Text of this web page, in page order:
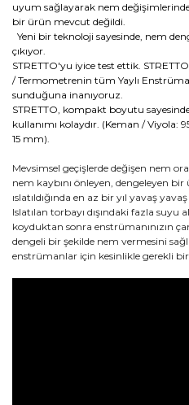
uyum sağlayarak nem
bir ürün mevcut değildi.
Yeni bir teknoloji sayesinde, nem
çıkıyor.
STRETTO'yu iyice test ettik.
/ Termometrenin tüm Yaylı
sunduğuna inanıyoruz.
STRETTO, kompakt boyutu
kullanımı kolaydır. (Keman / Viyola:
15 mm).
Mevsimsel geçişlerde değişen nem
nem kaybını önleyen, dengeleyen
ıslatıldığında en az bir yıl yavaş
Islatılan torbayı dışındaki fazla
koyduktan sonra enstrümanınızın
dengeli bir şekilde nem vermesini
enstrümanlar için kesinlikle gerekli